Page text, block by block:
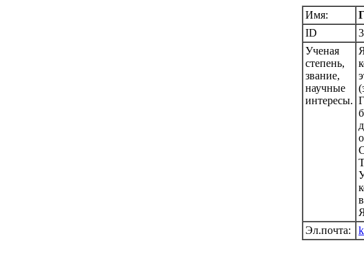
Имя:
ID
Ученая
степень,
звание,
научные
интересы.
Эл.почта: